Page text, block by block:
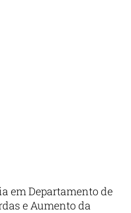
em Departamento de
e Aumento da